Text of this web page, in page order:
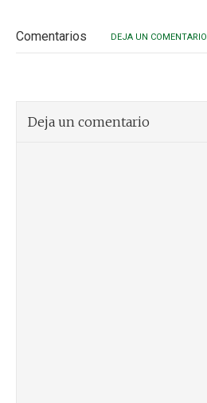
Comentarios DEJA UN COMENTARIO
Deja un comentario